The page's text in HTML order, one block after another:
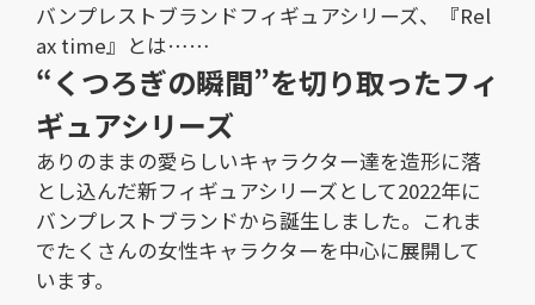
バンプレストブランドフィギュアシリーズ、『Rel
ax time』とは……
“くつろぎの瞬間”を切り取ったフィ
ギュアシリーズ
ありのままの愛らしいキャラクター達を造形に落
とし込んだ新フィギュアシリーズとして2022年に
バンプレストブランドから誕生しました。これま
でたくさんの女性キャラクターを中心に展開して
います。